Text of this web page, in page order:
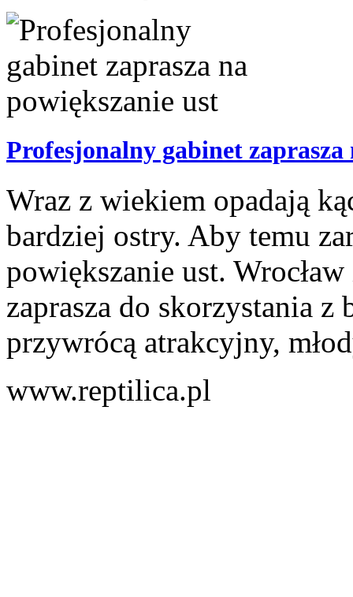
Profesjonalny gabinet zaprasza
Wraz z wiekiem opadają
bardziej ostry. Aby temu
powiększanie ust.
zaprasza do skorzystania
przywrócą atrakcyjny,
www.reptilica.pl